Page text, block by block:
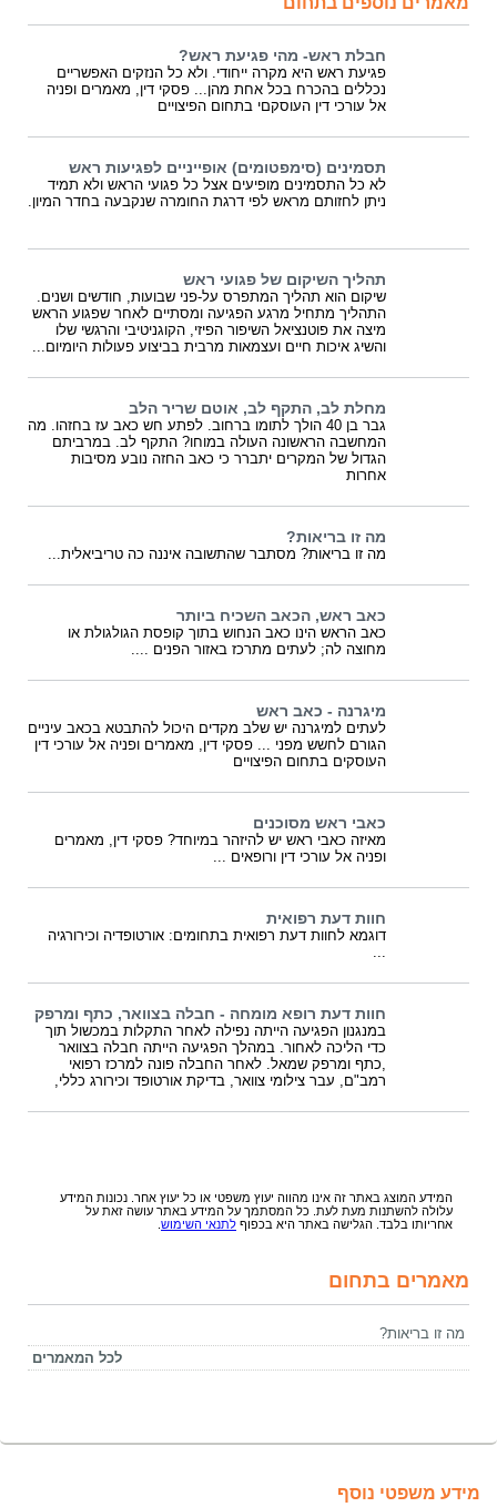
חבלת ראש- מהי פגיעת ראש?
פגיעת ראש היא מקרה ייחודי. ולא כל הנזקים האפשריים
נכללים בהכרח בכל אחת מהן... פסקי דין, מאמרים ופניה
אל עורכי דין העוסקםי בתחום הפיצויים
תסמינים (סימפטומים) אופייניים לפגיעות ראש
לא כל התסמינים מופיעים אצל כל פגועי הראש ולא תמיד
ניתן לחזותם מראש לפי דרגת החומרה שנקבעה בחדר המיון.
תהליך השיקום של פגועי ראש
שיקום הוא תהליך המתפרס על-פני שבועות, חודשים ושנים.
התהליך מתחיל מרגע הפגיעה ומסתיים לאחר שפגוע הראש
מיצה את פוטנציאל השיפור הפיזי, הקוגניטיבי והרגשי שלו
והשיג איכות חיים ועצמאות מרבית בביצוע פעולות היומיום...
מחלת לב, התקף לב, אוטם שריר הלב
גבר בן 40 הולך לתומו ברחוב. לפתע חש כאב עז בחזהו. מה
המחשבה הראשונה העולה במוחו? התקף לב. במרביתם
הגדול של המקרים יתברר כי כאב החזה נובע מסיבות
אחרות
מה זו בריאות?
מה זו בריאות? מסתבר שהתשובה איננה כה טריביאלית...
כאב ראש, הכאב השכיח ביותר
כאב הראש הינו כאב הנחוש בתוך קופסת הגולגולת או
מחוצה לה; לעתים מתרכז באזור הפנים ....
מיגרנה - כאב ראש
לעתים למיגרנה יש שלב מקדים היכול להתבטא בכאב עיניים
הגורם לחשש מפני ... פסקי דין, מאמרים ופניה אל עורכי דין
העוסקים בתחום הפיצויים
כאבי ראש מסוכנים
מאיזה כאבי ראש יש להיזהר במיוחד? פסקי דין, מאמרים
ופניה אל עורכי דין ורופאים ...
חוות דעת רפואית
דוגמא לחוות דעת רפואית בתחומים: אורטופדיה וכירורגיה
...
חוות דעת רופא מומחה - חבלה בצוואר, כתף ומרפק
במנגנון הפגיעה הייתה נפילה לאחר התקלות במכשול תוך
כדי הליכה לאחור. במהלך הפגיעה הייתה חבלה בצוואר
,כתף ומרפק שמאל. לאחר החבלה פונה למרכז רפואי
רמב"ם, עבר צילומי צוואר, בדיקת אורטופד וכירורג כללי,
המידע המוצג באתר זה אינו מהווה יעוץ משפטי או כל יעוץ אחר. נכונות המידע
עלולה להשתנות מעת לעת. כל המסתמך על המידע באתר עושה זאת על
אחריותו בלבד. הגלישה באתר היא בכפוף לתנאי השימוש
מאמרים בתחום
מה זו בריאות?
לכל המאמרים
מידע משפטי נוסף